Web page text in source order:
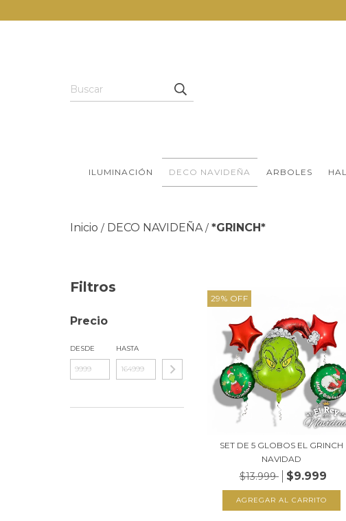
ILUMINACIÓN DECO NAVIDEÑA ARBOLES
Inicio / DECO NAVIDEÑA / *GRINCH*
Filtros
Precio
DESDE HASTA
29% OFF
SET DE 5 GLOBOS EL GRINCH
NAVIDAD
$13.999 $9.999